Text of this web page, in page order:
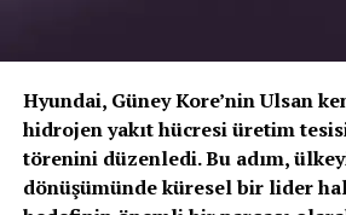
Hyundai, Güney Kore’nin Ulsan
hidrojen yakıt hücresi üretim
törenini düzenledi. Bu adım,
dönüşümünde küresel bir lider